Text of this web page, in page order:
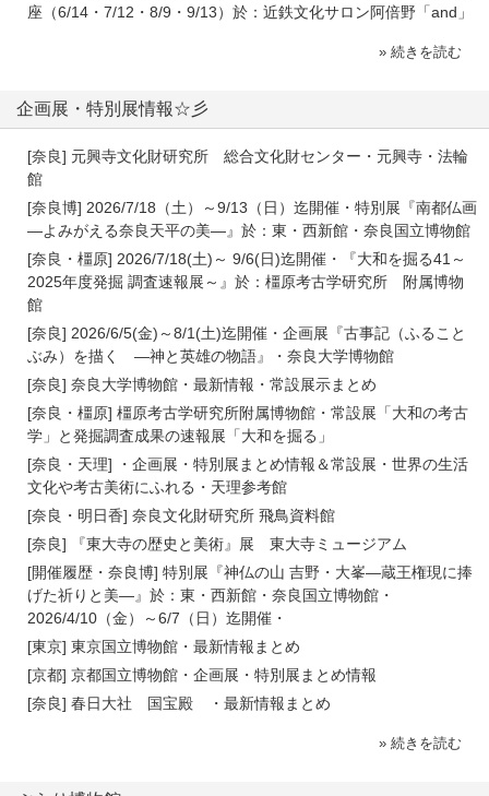
座（6/14・7/12・8/9・9/13）於：近鉄文化サロン阿倍野「and」
» 続きを読む
企画展・特別展情報☆彡
[奈良] 元興寺文化財研究所 総合文化財センター・元興寺・法輪
館
[奈良博] 2026/7/18（土）～9/13（日）迄開催・特別展『南都仏画
―よみがえる奈良天平の美―』於：東・西新館・奈良国立博物館
[奈良・橿原] 2026/7/18(土)～ 9/6(日)迄開催・『大和を掘る41～
2025年度発掘 調査速報展～』於：橿原考古学研究所 附属博物
館
[奈良] 2026/6/5(金)～8/1(土)迄開催・企画展『古事記（ふること
ぶみ）を描く ―神と英雄の物語』・奈良大学博物館
[奈良] 奈良大学博物館・最新情報・常設展示まとめ
[奈良・橿原] 橿原考古学研究所附属博物館・常設展「大和の考古
学」と発掘調査成果の速報展「大和を掘る」
[奈良・天理] ・企画展・特別展まとめ情報＆常設展・世界の生活
文化や考古美術にふれる・天理参考館
[奈良・明日香] 奈良文化財研究所 飛鳥資料館
[奈良] 『東大寺の歴史と美術』展 東大寺ミュージアム
[開催履歴・奈良博] 特別展『神仏の山 吉野・大峯―蔵王権現に捧
げた祈りと美―』於：東・西新館・奈良国立博物館・
2026/4/10（金）～6/7（日）迄開催・
[東京] 東京国立博物館・最新情報まとめ
[京都] 京都国立博物館・企画展・特別展まとめ情報
[奈良] 春日大社 国宝殿 ・最新情報まとめ
» 続きを読む